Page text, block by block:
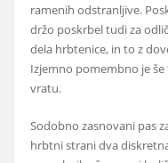
ramenih odstranljive.
držo poskrbel tudi za
dela hrbtenice, in to z
Izjemno pomembno je
vratu.
Sodobno zasnovani pas
hrbtni strani dva